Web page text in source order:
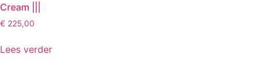
Cream |||
€ 225,00
Lees verder